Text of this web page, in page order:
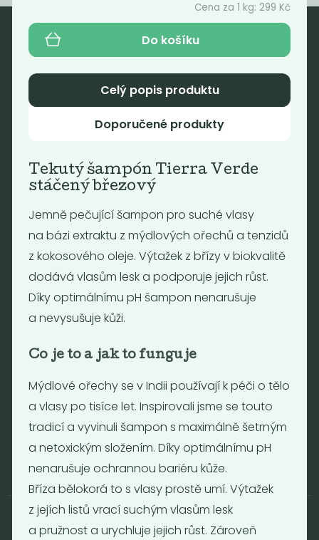
Nebaleno
Bezobalové vegan potraviny
drogerie a minikavárna
Praha 2 - Nusle
128 00
Tel.: (+420) 723 736 413
Email:info@nebaleno.eu
Otevírací doba
Pondělí - Pátek 12:00 - 19:30
Sobota 10:00 - 16:00
Provozní informace
Obchodní podmínky
Reklamační formulář
GDPR
Cena za 1 kg: 299 Kč
Do košíku
Celý popis produktu
Doporučené produkty
Tekutý šampón Tierra Verde
stáčený březový
Jemně pečující šampon pro suché vlasy
na bázi extraktu z mýdlových ořechů a tenzidů
z kokosového oleje. Výtažek z břízy v biokvalitě
dodává vlasům lesk a podporuje jejich růst.
Díky optimálnímu pH šampon nenarušuje
a nevysušuje kůži.
Co je to a jak to funguje
Mýdlové ořechy se v Indii používají k péči o tělo
a vlasy po tisíce let. Inspirovali jsme se touto
tradicí a vyvinuli šampon s maximálně šetrným
a netoxickým složením. Díky optimálnímu pH
nenarušuje ochrannou bariéru kůže.
Bříza bělokorá to s vlasy prostě umí. Výtažek
z jejích listů vrací suchým vlasům lesk
a pružnost a urychluje jejich růst. Zároveň